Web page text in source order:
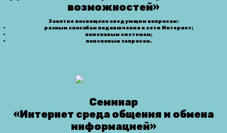
возможностей»
Занятие посвящено следующим вопросам:
разным способам подключения к сети Интернет;
поисковым системам;
поисковым запросам.
Семинар
«Интернет среда общения и обмена
информацией»